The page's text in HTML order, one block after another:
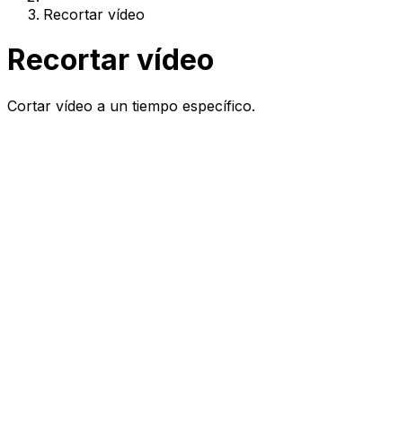
Recortar vídeo
Recortar vídeo
Cortar vídeo a un tiempo específico.